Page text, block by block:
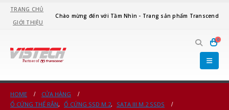
TRANG CHỦ
GIỚI THIỆU
Chào mừng đến với Tầm Nhìn - Trang sản phẩm Transcend
0
HOME
CỬA HÀNG
Ổ CỨNG THỂ RẮN, Ổ CỨNG SSD M.2,
SATA III M.2 SSDS